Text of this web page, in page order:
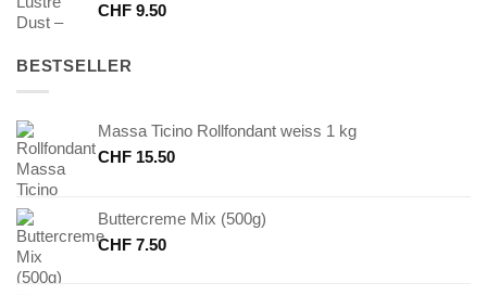
CHF 9.50
BESTSELLER
Massa Ticino Rollfondant weiss 1 kg
CHF 15.50
Buttercreme Mix (500g)
CHF 7.50